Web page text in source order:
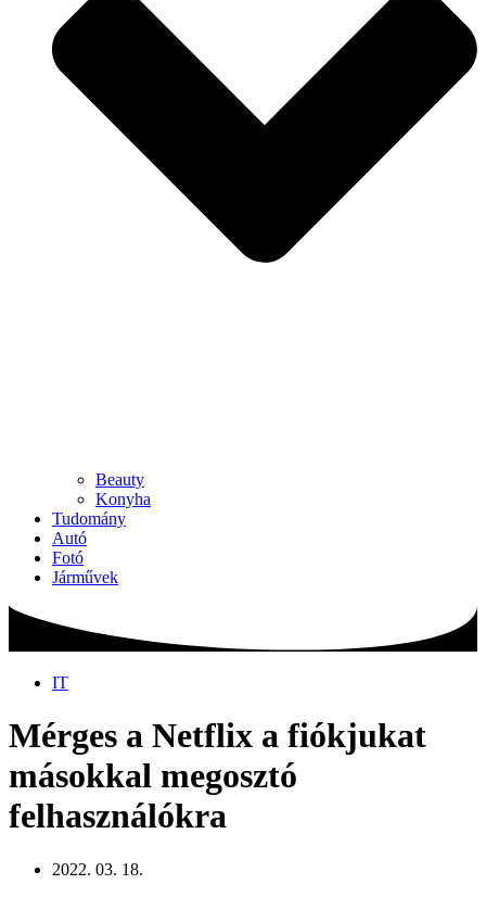
Beauty
Konyha
Tudomány
Autó
Fotó
Járművek
IT
Mérges a Netflix a fiókjukat
másokkal megosztó
felhasználókra
2022. 03. 18.